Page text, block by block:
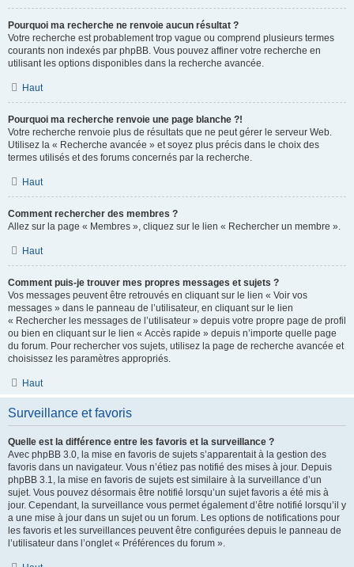
Pourquoi ma recherche ne renvoie aucun résultat ?
Votre recherche est probablement trop vague ou comprend plusieurs termes
courants non indexés par phpBB. Vous pouvez affiner votre recherche en
utilisant les options disponibles dans la recherche avancée.
Haut
Pourquoi ma recherche renvoie une page blanche ?!
Votre recherche renvoie plus de résultats que ne peut gérer le serveur Web.
Utilisez la « Recherche avancée » et soyez plus précis dans le choix des
termes utilisés et des forums concernés par la recherche.
Haut
Comment rechercher des membres ?
Allez sur la page « Membres », cliquez sur le lien « Rechercher un membre ».
Haut
Comment puis-je trouver mes propres messages et sujets ?
Vos messages peuvent être retrouvés en cliquant sur le lien « Voir vos
messages » dans le panneau de l’utilisateur, en cliquant sur le lien
« Rechercher les messages de l’utilisateur » depuis votre propre page de profil
ou bien en cliquant sur le lien « Accès rapide » depuis n’importe quelle page
du forum. Pour rechercher vos sujets, utilisez la page de recherche avancée et
choisissez les paramètres appropriés.
Haut
Surveillance et favoris
Quelle est la différence entre les favoris et la surveillance ?
Avec phpBB 3.0, la mise en favoris de sujets s’apparentait à la gestion des
favoris dans un navigateur. Vous n’étiez pas notifié des mises à jour. Depuis
phpBB 3.1, la mise en favoris de sujets est similaire à la surveillance d’un
sujet. Vous pouvez désormais être notifié lorsqu’un sujet favoris a été mis à
jour. Cependant, la surveillance vous permet également d’être notifié lorsqu’il y
a une mise à jour dans un sujet ou un forum. Les options de notifications pour
les favoris et les surveillances peuvent être configurées depuis le panneau de
l’utilisateur dans l’onglet « Préférences du forum ».